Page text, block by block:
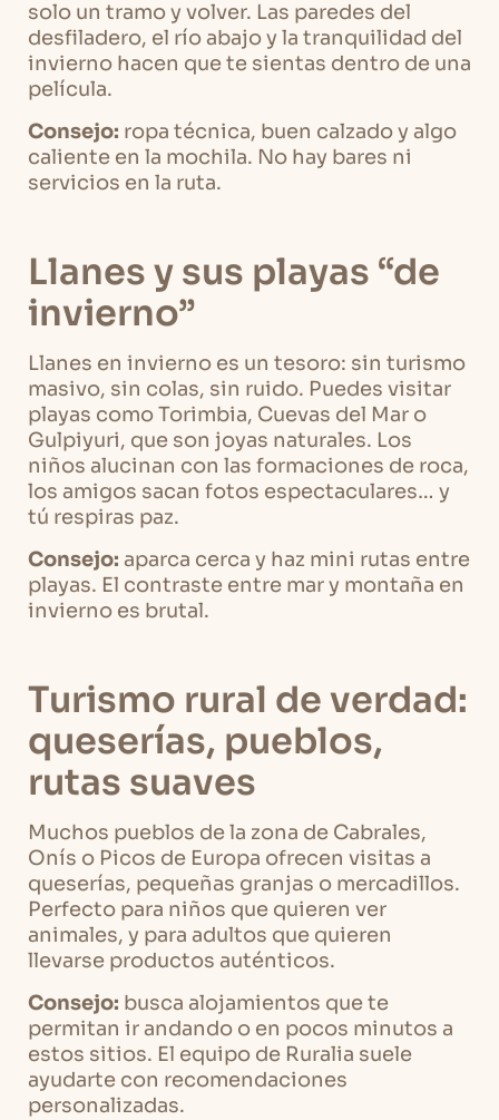
solo un tramo y volver. Las paredes del
desfiladero, el río abajo y la tranquilidad del
invierno hacen que te sientas dentro de una
película.
Consejo: ropa técnica, buen calzado y algo
caliente en la mochila. No hay bares ni
servicios en la ruta.
Llanes y sus playas “de
invierno”
Llanes en invierno es un tesoro: sin turismo
masivo, sin colas, sin ruido. Puedes visitar
playas como Torimbia, Cuevas del Mar o
Gulpiyuri, que son joyas naturales. Los
niños alucinan con las formaciones de roca,
los amigos sacan fotos espectaculares… y
tú respiras paz.
Consejo: aparca cerca y haz mini rutas entre
playas. El contraste entre mar y montaña en
invierno es brutal.
Turismo rural de verdad:
queserías, pueblos,
rutas suaves
Muchos pueblos de la zona de Cabrales,
Onís o Picos de Europa ofrecen visitas a
queserías, pequeñas granjas o mercadillos.
Perfecto para niños que quieren ver
animales, y para adultos que quieren
llevarse productos auténticos.
Consejo: busca alojamientos que te
permitan ir andando o en pocos minutos a
estos sitios. El equipo de Ruralia suele
ayudarte con recomendaciones
personalizadas.